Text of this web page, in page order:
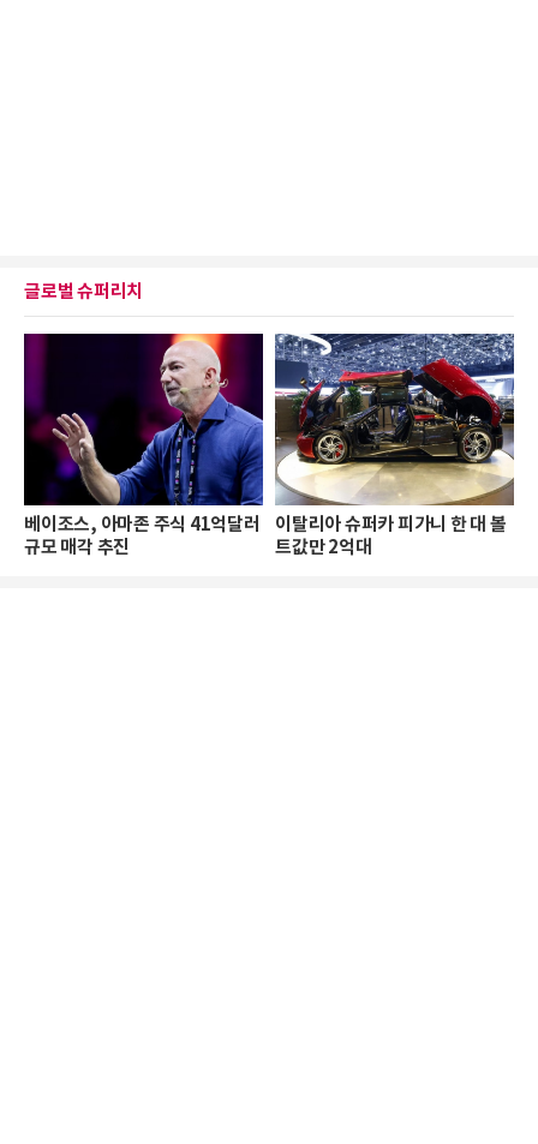
글로벌 슈퍼리치
베이조스, 아마존 주식 41억달러
규모 매각 추진
이탈리아 슈퍼카 피가니 한 대 볼
트값만 2억대